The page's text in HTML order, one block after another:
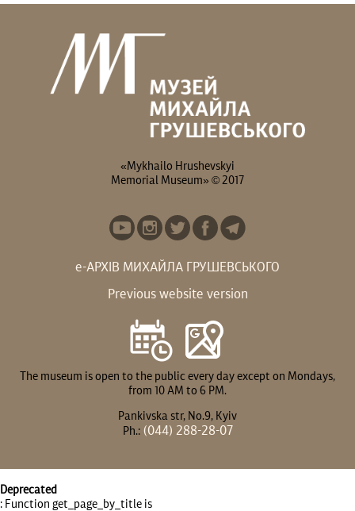
«Mykhailo Hrushevskyi
Memorial Museum» © 2017
е-АРХІВ МИХАЙЛА ГРУШЕВСЬКОГО
Previous website version
The museum is open to the public every day except on Mondays,
from 10 AM to 6 PM.
Pankivska str, No.9, Kyiv
Ph.:(044) 288-28-07
Deprecated
: Function get_page_by_title is